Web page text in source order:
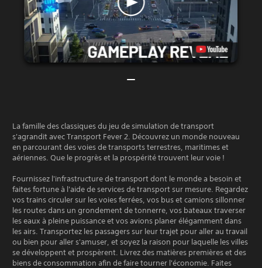
La famille des classiques du jeu de simulation de transport
s'agrandit avec Transport Fever 2. Découvrez un monde nouveau
en parcourant des voies de transports terrestres, maritimes et
aériennes. Que le progrès et la prospérité trouvent leur voie !
Fournissez l'infrastructure de transport dont le monde a besoin et
faites fortune à l'aide de services de transport sur mesure. Regardez
vos trains circuler sur les voies ferrées, vos bus et camions sillonner
les routes dans un grondement de tonnerre, vos bateaux traverser
les eaux à pleine puissance et vos avions planer élégamment dans
les airs. Transportez les passagers sur leur trajet pour aller au travail
ou bien pour aller s'amuser, et soyez la raison pour laquelle les villes
se développent et prospèrent. Livrez des matières premières et des
biens de consommation afin de faire tourner l'économie. Faites